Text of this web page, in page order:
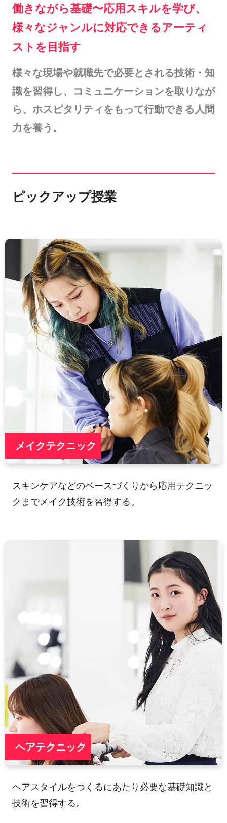
働きながら基礎〜応用スキルを学び、
様々なジャンルに対応できるアーティ
ストを目指す
様々な現場や就職先で必要とされる技術・知
識を習得し、コミュニケーションを取りなが
ら、ホスピタリティをもって行動できる人間
力を養う。
ピックアップ授業
メイクテクニック
スキンケアなどのベースづくりから応用テクニッ
クまでメイク技術を習得する。
ヘアテクニック
ヘアスタイルをつくるにあたり必要な基礎知識と
技術を習得する。